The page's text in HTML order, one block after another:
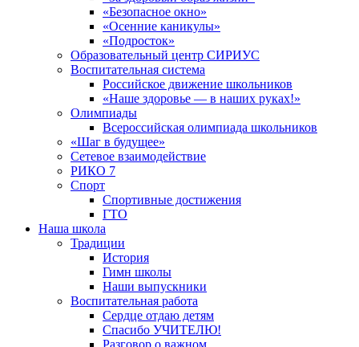
«Безопасное окно»
«Осенние каникулы»
«Подросток»
Образовательный центр СИРИУС
Воспитательная система
Российское движение школьников
«Наше здоровье — в наших руках!»
Олимпиады
Всероссийская олимпиада школьников
«Шаг в будущее»
Сетевое взаимодействие
РИКО 7
Спорт
Спортивные достижения
ГТО
Наша школа
Традиции
История
Гимн школы
Наши выпускники
Воспитательная работа
Сердце отдаю детям
Спасибо УЧИТЕЛЮ!
Разговор о важном